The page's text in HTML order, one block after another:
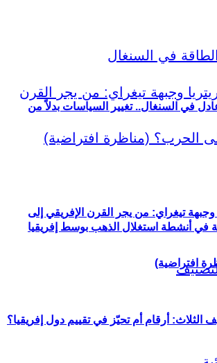
وجبهة تيغراي: من يجر القرن الإفريقي إلى
افتراضية)
في السنغال.. تغيير السياسات بدلاً من
في أنشطة استغلال الذهب بوسط إفريقيا
الثلاث: أرقام أم تحيّز في تقييم دول إفريقيا؟